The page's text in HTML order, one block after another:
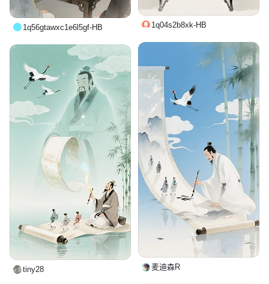
1q04s2b8xk-HB
1q56gtawxc1e6l5gf-HB
麦迪森R
tiny28